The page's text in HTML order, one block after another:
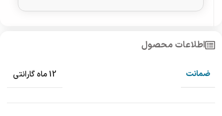
اطلاعات محصول
ضمانت 12 ماه گارانتی